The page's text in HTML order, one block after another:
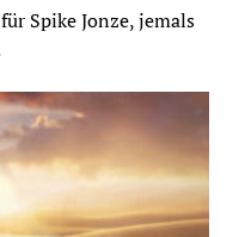
Spike Jonze, jemals